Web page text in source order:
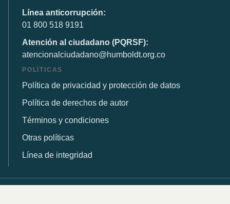
Línea anticorrupción:
01 800 518 9191
Atención al ciudadano (PQRSF):
atencionalciudadano@humboldt.org.co
POLÍTICAS
Política de privacidad y protección de datos
Política de derechos de autor
Términos y condiciones
Otras políticas
Línea de integridad